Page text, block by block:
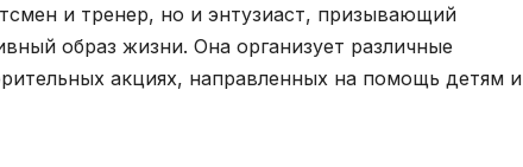
и тренер, но и энтузиаст, призывающий
образ жизни. Она организует различные
акциях, направленных на помощь детям и